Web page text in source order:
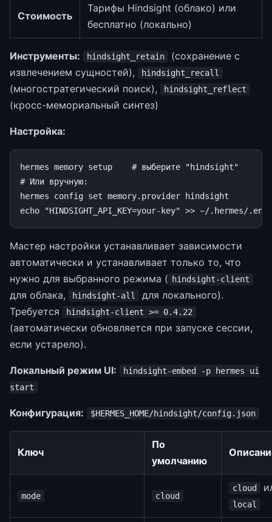
Стоимость
Тарифы Hindsight (облако) или
бесплатно (локально)
Инструменты: hindsight_retain
(сохранение с
извлечением сущностей),
hindsight_recall
(многостратегический поиск), hindsight_reflect
(кросс-мемориальный синтез)
Настройка:
hermes memory setup
# выберите "hindsight"
# Или вручную:
hermes
config set memory.provider
echo
"HINDSIGHT_API_KEY=your-key" >>
Мастер настройки устанавливает зависимости
автоматически и устанавливает только то, что
нужно для выбранного режима ( hindsight-client
для облака, hindsight-all
для локального).
Требуется
hindsight-client >= 0.4.22
(автоматически обновляется при запуске сессии,
если устарело).
Локальный режим UI:
hindsight-embed -p hermes ui
start
Конфигурация: $HERMES_HOME/hindsight/config.json
Ключ
По
умолчанию
mode cloud
cloud
local